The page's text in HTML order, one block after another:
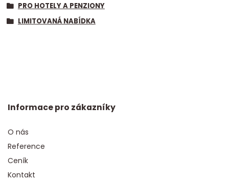
PRO HOTELY A PENZIONY
LIMITOVANÁ NABÍDKA
Informace pro zákazníky
O nás
Reference
Ceník
Kontakt